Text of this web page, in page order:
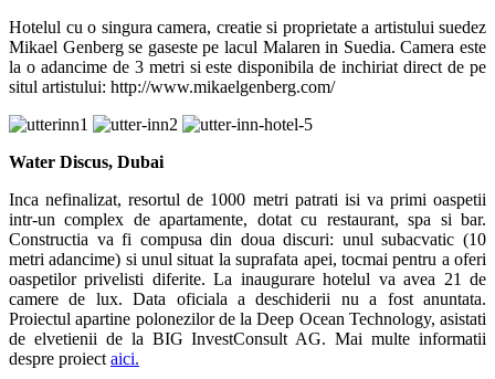
Hotelul cu o singura camera, creatie si proprietate a artistului suedez
Mikael Genberg se gaseste pe lacul Malaren in Suedia. Camera este
la o adancime de 3 metri si este disponibila de inchiriat direct de pe
situl artistului: http://www.mikaelgenberg.com/
Water Discus, Dubai
Inca nefinalizat, resortul de 1000 metri patrati isi va primi oaspetii
intr-un complex de apartamente, dotat cu restaurant, spa si bar.
Constructia va fi compusa din doua discuri: unul subacvatic (10
metri adancime) si unul situat la suprafata apei, tocmai pentru a oferi
oaspetilor privelisti diferite. La inaugurare hotelul va avea 21 de
camere de lux. Data oficiala a deschiderii nu a fost anuntata.
Proiectul apartine polonezilor de la Deep Ocean Technology, asistati
de elvetienii de la BIG InvestConsult AG. Mai multe informatii
despre proiect aici.